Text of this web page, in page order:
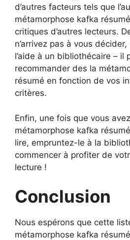
d’autres facteurs tels que
métamorphose kafka
critiques d’autres lecteurs.
n’arrivez pas à vous
l’aide à un bibliothécaire – il
recommander des la
résumé en fonction de vos
critères.
Enfin, une fois que vous
métamorphose kafka
lire, empruntez-le à la
commencer à profiter de
lecture !
Conclusion
Nous espérons que cette
métamorphose kafka